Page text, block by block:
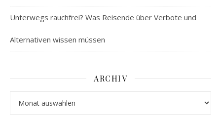
Unterwegs rauchfrei? Was Reisende über Verbote und
Alternativen wissen müssen
ARCHIV